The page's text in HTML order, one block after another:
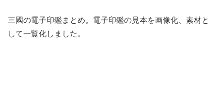
三國の電子印鑑まとめ。電子印鑑の見本を画像化、素材と
して一覧化しました。